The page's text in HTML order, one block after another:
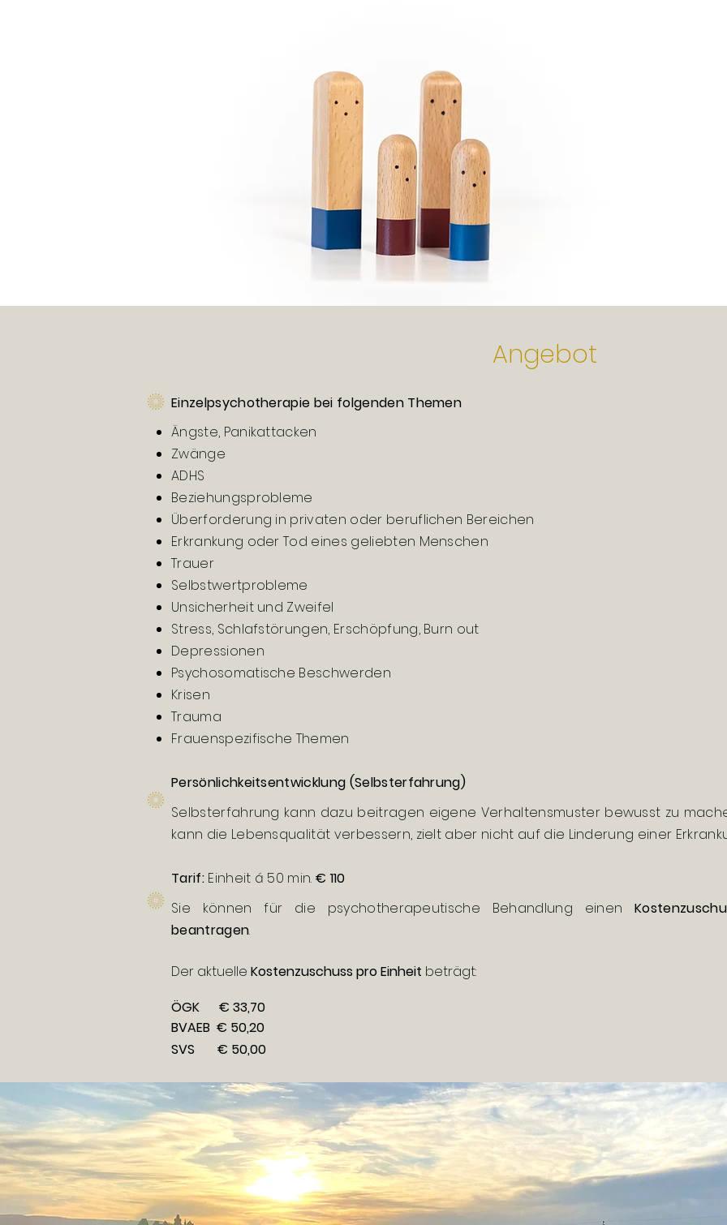
Angebot
Einzelpsychotherapie bei folgenden Themen
Ängste, Panikattacken
Zwänge
ADHS
Beziehungsprobleme
Überforderung in privaten oder beruflichen Bereichen
Erkrankung oder Tod eines geliebten Menschen
Trauer
Selbstwertprobleme
Unsicherheit und Zweifel
Stress, Schlafstörungen, Erschöpfung, Burn out
Depressionen
Psychosomatische Beschwerden
Krisen
Trauma
Frauenspezifische Themen
Persönlichkeitsentwicklung (Selbsterfahrung)
Selbsterfahrung kann dazu beitragen eigene Verhaltensmuster bewusst zu
kann die Lebensqualität verbessern, zielt aber nicht auf die Linderung einer
Tarif: Einheit á 50 min.€ 110
Sie können für die psychotherapeutische Behandlung einen
beantragen.
Der aktuelle Kostenzuschuss pro Einheit beträgt:
ÖGK € 33,70
BVAEB € 50,20
SVS € 50,00